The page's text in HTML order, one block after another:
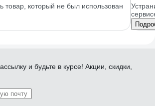
товар, который не был использован
и будьте в курсе! Акции, скидки,